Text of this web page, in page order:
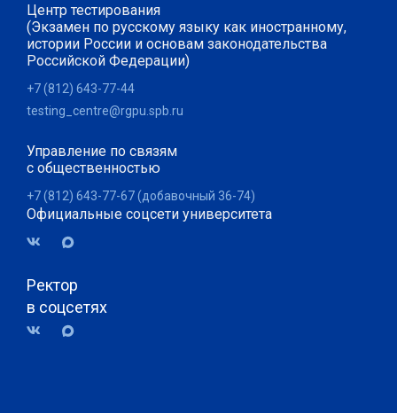
Центр тестирования
(Экзамен по русскому языку как иностранному,
истории России и основам законодательства
Российской Федерации)
+7 (812) 643-77-44
testing_centre@rgpu.spb.ru
Управление по связям
с общественностью
+7 (812) 643-77-67 (добавочный 36-74)
Официальные соцсети университета
Ректор
в соцсетях